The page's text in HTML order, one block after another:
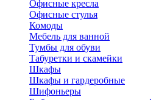
Офисные кресла
Офисные стулья
Комоды
Мебель для ванной
Тумбы для обуви
Табуретки и скамейки
Шкафы
Шкафы и гардеробные
Шифоньеры